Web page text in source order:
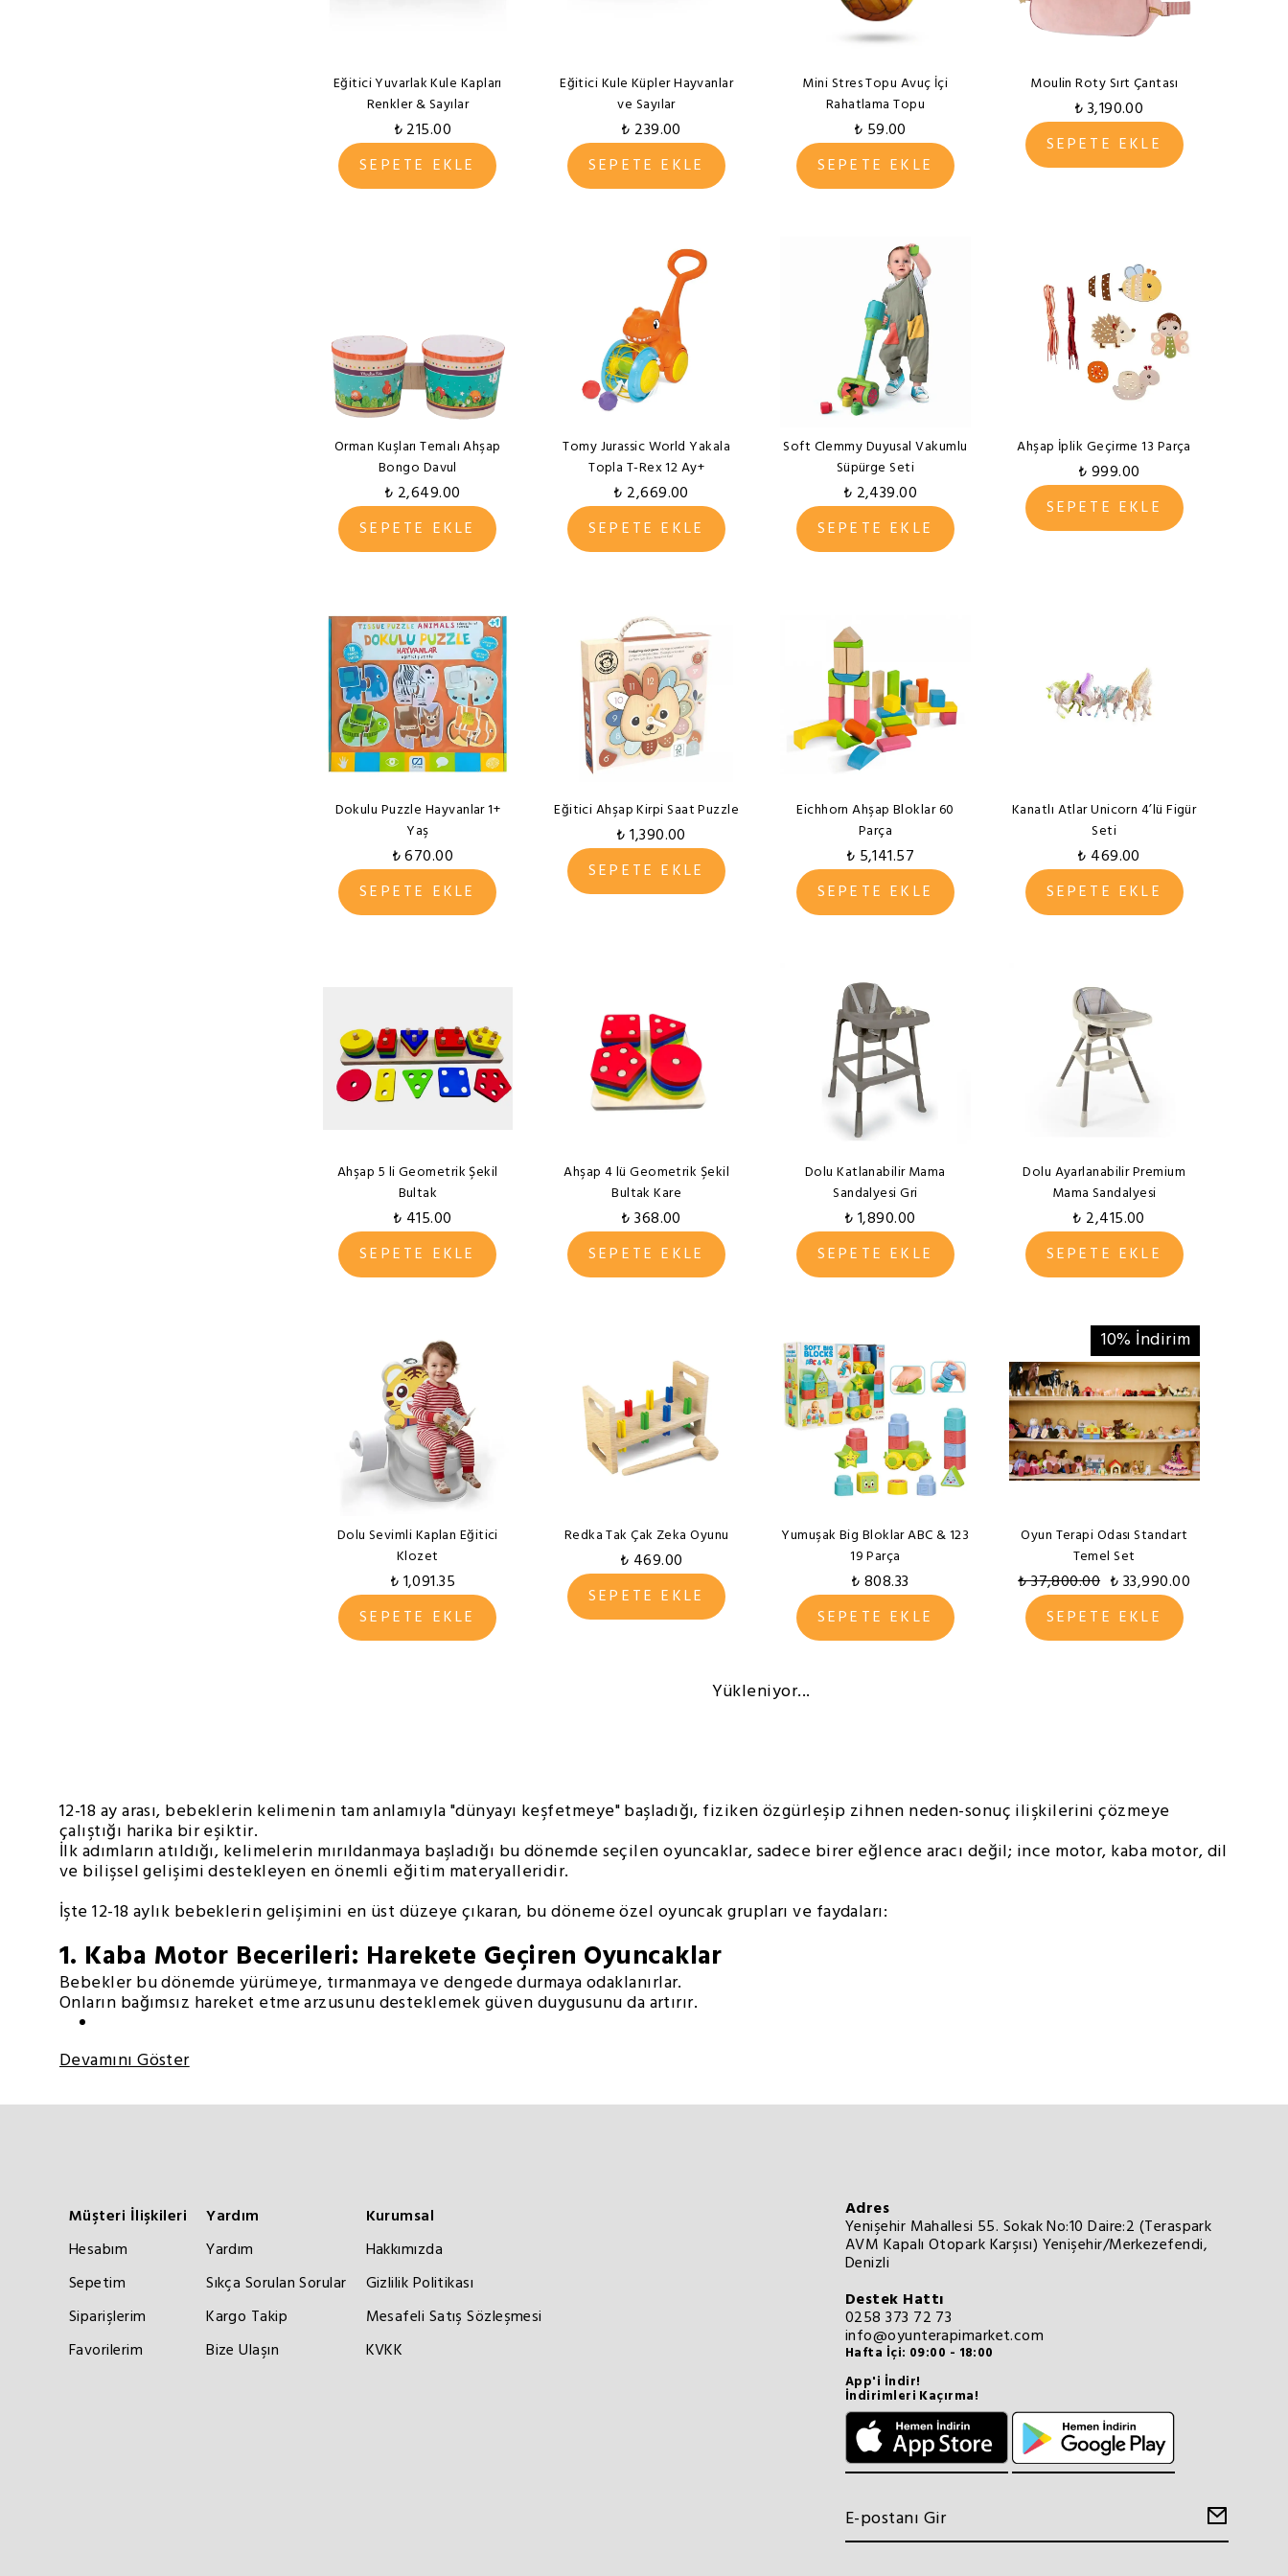
Eğitici Yuvarlak Kule Kapları
Renkler & Sayılar
₺ 215.00
SEPETE EKLE
Eğitici Kule Küpler Hayvanlar
ve Sayılar
₺ 239.00
SEPETE EKLE
Mini Stres Topu Avuç İçi
Rahatlama Topu
₺ 59.00
SEPETE EKLE
Moulin Roty Sırt Çantası
₺ 3,190.00
SEPETE EKLE
Orman Kuşları Temalı Ahşap
Bongo Davul
₺ 2,649.00
SEPETE EKLE
Tomy Jurassic World Yakala
Topla T-Rex 12 Ay+
₺ 2,669.00
SEPETE EKLE
Soft Clemmy Duyusal Vakumlu
Süpürge Seti
₺ 2,439.00
SEPETE EKLE
Ahşap İplik Geçirme 13 Parça
₺ 999.00
SEPETE EKLE
Dokulu Puzzle Hayvanlar 1+
Yaş
₺ 670.00
SEPETE EKLE
Eğitici Ahşap Kirpi Saat Puzzle
₺ 1,390.00
SEPETE EKLE
Eichhorn Ahşap Bloklar 60
Parça
₺ 5,141.57
SEPETE EKLE
Kanatlı Atlar Unicorn 4’lü Figür
Seti
₺ 469.00
SEPETE EKLE
Ahşap 5 li Geometrik Şekil
Bultak
₺ 415.00
SEPETE EKLE
Ahşap 4 lü Geometrik Şekil
Bultak Kare
₺ 368.00
SEPETE EKLE
Dolu Katlanabilir Mama
Sandalyesi Gri
₺ 1,890.00
SEPETE EKLE
Dolu Ayarlanabilir Premium
Mama Sandalyesi
₺ 2,415.00
SEPETE EKLE
Dolu Sevimli Kaplan Eğitici
Klozet
₺ 1,091.35
SEPETE EKLE
Redka Tak Çak Zeka Oyunu
₺ 469.00
SEPETE EKLE
Yumuşak Big Bloklar ABC & 123
19 Parça
₺ 808.33
SEPETE EKLE
10% İndirim
Oyun Terapi Odası Standart
Temel Set
₺ 37,800.00 ₺ 33,990.00
SEPETE EKLE
Yükleniyor...
12-18 ay arası, bebeklerin kelimenin tam anlamıyla "dünyayı keşfetmeye" başladığı, fiziken özgürleşip zihnen neden-sonuç ilişkilerini çözmeye
çalıştığı harika bir eşiktir.
İlk adımların atıldığı, kelimelerin mırıldanmaya başladığı bu dönemde seçilen oyuncaklar, sadece birer eğlence aracı değil; ince motor, kaba motor, dil
ve bilişsel gelişimi destekleyen en önemli eğitim materyalleridir.
İşte 12-18 aylık bebeklerin gelişimini en üst düzeye çıkaran, bu döneme özel oyuncak grupları ve faydaları:
1. Kaba Motor Becerileri: Harekete Geçiren Oyuncaklar
Bebekler bu dönemde yürümeye, tırmanmaya ve dengede durmaya odaklanırlar.
Onların bağımsız hareket etme arzusunu desteklemek güven duygusunu da artırır.
Devamını Göster
Müşteri İlişkileri
Hesabım
Sepetim
Siparişlerim
Favorilerim
Yardım
Yardım
Sıkça Sorulan Sorular
Kargo Takip
Bize Ulaşın
Kurumsal
Hakkımızda
Gizlilik Politikası
Mesafeli Satış Sözleşmesi
KVKK
Adres
Yenişehir Mahallesi 55. Sokak No:10 Daire:2 (Teraspark
AVM Kapalı Otopark Karşısı) Yenişehir/Merkezefendi,
Denizli
Destek Hattı
0258 373 72 73
info@oyunterapimarket.com
Hafta İçi: 09:00 - 18:00
App'i İndir!
İndirimleri Kaçırma!